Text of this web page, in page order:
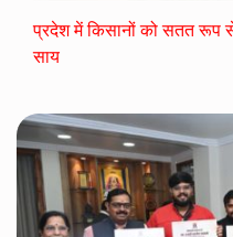
प्रदेश में किसानों को सतत रूप
साय